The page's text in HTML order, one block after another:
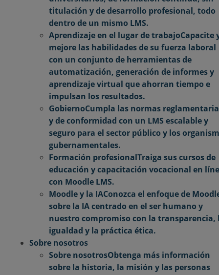
titulación y de desarrollo profesional, todo
dentro de un mismo LMS.
Aprendizaje en el lugar de trabajoCapacite
mejore las habilidades de su fuerza laboral
con un conjunto de herramientas de
automatización, generación de informes y
aprendizaje virtual que ahorran tiempo e
impulsan los resultados.
GobiernoCumpla las normas
y de conformidad con un LMS escalable y
seguro para el sector público y los
gubernamentales.
Formación profesionalTraiga sus cursos de
educación y capacitación vocacional en
con Moodle LMS.
Moodle y la IAConozca el enfoque de
sobre la IA centrado en el ser humano y
nuestro compromiso con la transparencia,
igualdad y la práctica ética.
Sobre nosotros
Sobre nosotrosObtenga más información
sobre la historia, la misión y las personas